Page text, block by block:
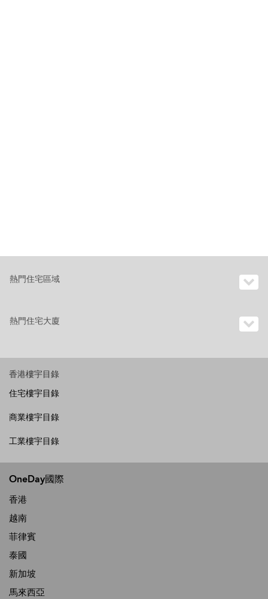
熱門住宅區域
熱門住宅大廈
香港樓宇目錄
住宅樓宇目錄
商業樓宇目錄
工業樓宇目錄
OneDay國際
香港
越南
菲律賓
泰國
新加坡
馬來西亞